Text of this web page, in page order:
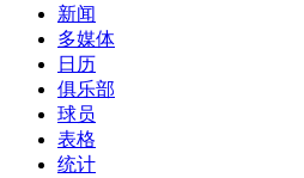
新闻
多媒体
日历
俱乐部
球员
表格
统计